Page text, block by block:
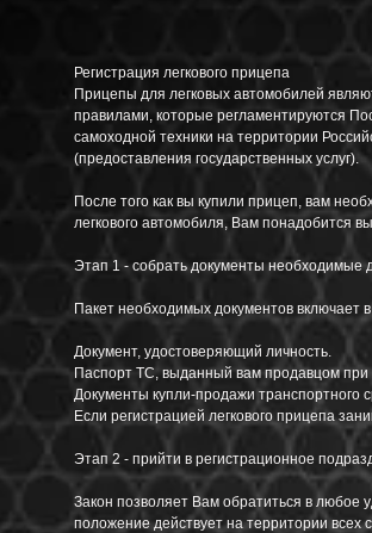
Регистрация легкового прицепа
Прицепы для легковых автомобилей
правилами, которые регламентируются
самоходной техники на территории
(предоставления государственных услуг).
После того как вы купили прицеп, вам
легкового автомобиля, Вам понадобится
Этап 1 - собрать документы необходимые
Пакет необходимых документов включает
Документ, удостоверяющий личность.
Паспорт ТС, выданный вам продавцом при
Документы купли-продажи транспортного
Если регистрацией легкового прицепа
Этап 2 - прийти в регистрационное
Закон позволяет Вам обратиться в любое
положение действует на территории